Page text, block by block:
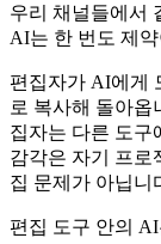
우리 채널들에서
AI는 한 번도 제
편집자가 AI에게
로 복사해 돌아옵
집자는 다른 도구
감각은 자기 프로
집 문제가 아닙니
편집 도구 안의